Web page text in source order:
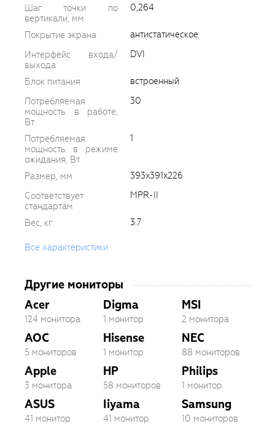
Шаг точки по
вертикали, мм
0,264
Покрытие экрана
антистатическое
Интерфейс входа/
выхода
DVI
Блок питания
встроенный
Потребляемая
мощность в работе,
Вт
30
Потребляемая
мощность в режиме
ожидания, Вт
1
Размер, мм
393x391x226
Соответствует
стандартам
MPR-II
Вес, кг 3.7
Все характеристики
Другие мониторы
Acer
124 монитора
AOC
5 мониторов
Apple
3 монитора
ASUS
41 монитор
Digma
1 монитор
Hisense
1 монитор
HP
58 мониторов
Iiyama
41 монитор
MSI
2 монитора
NEC
88 мониторов
Philips
1 монитор
Samsung
10 мониторов